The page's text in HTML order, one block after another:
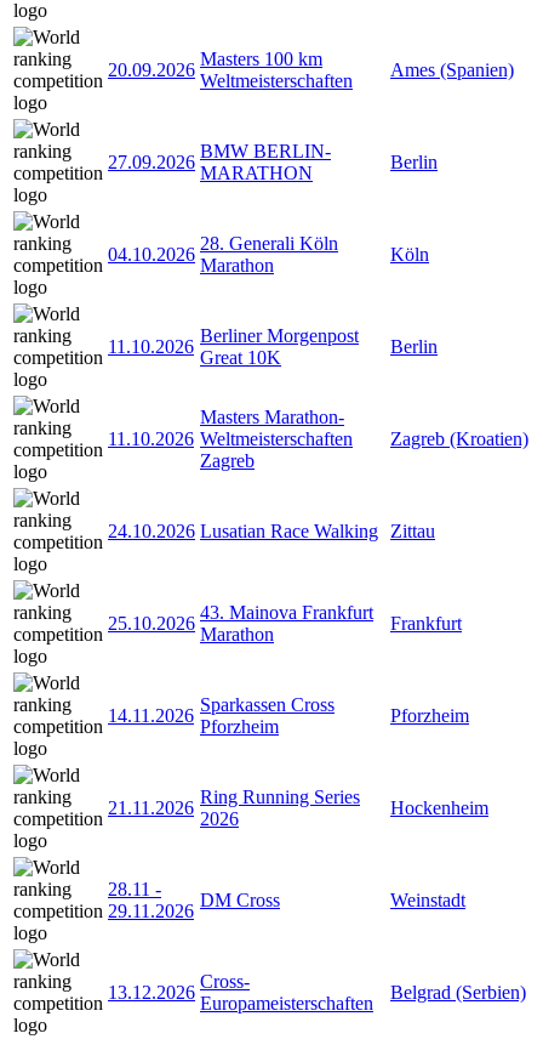
20.09.2026
Masters 100 km
Weltmeisterschaften
Ames (Spanien)
27.09.2026
BMW BERLIN-
MARATHON
Berlin
04.10.2026
28. Generali Köln
Marathon
Köln
11.10.2026
Berliner Morgenpost
Great 10K
Berlin
11.10.2026
Masters Marathon-
Weltmeisterschaften
Zagreb
Zagreb (Kroatien)
24.10.2026 Lusatian Race Walking Zittau
25.10.2026
43. Mainova Frankfurt
Marathon
Frankfurt
14.11.2026
Sparkassen Cross
Pforzheim
Pforzheim
21.11.2026
Ring Running Series
2026
Hockenheim
28.11 -
29.11.2026
DM Cross Weinstadt
13.12.2026
Cross-
Europameisterschaften
Belgrad (Serbien)